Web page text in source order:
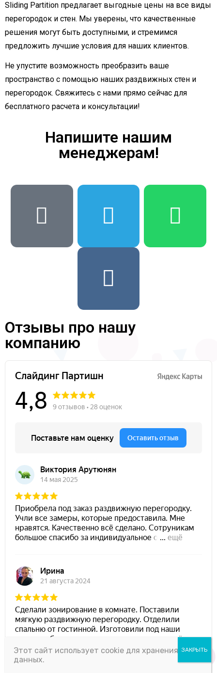
Sliding Partition предлагает выгодные цены на все виды
перегородок и стен. Мы уверены, что качественные
решения могут быть доступными, и стремимся
предложить лучшие условия для наших клиентов.
Не упустите возможность преобразить ваше
пространство с помощью наших раздвижных стен и
перегородок. Свяжитесь с нами прямо сейчас для
бесплатного расчета и консультации!
Напишите нашим
менеджерам!
Отзывы про нашу
компанию
Этот сайт использует cookie для хранения
данных.